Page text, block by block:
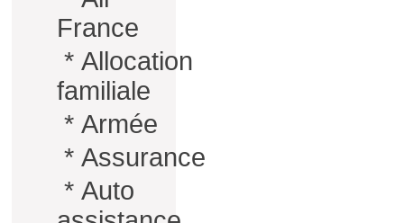
France
* Allocation
familiale
* Armée
* Assurance
* Auto